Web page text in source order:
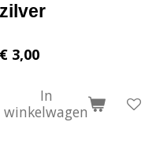
zilver
€ 3,00
In
winkelwagen